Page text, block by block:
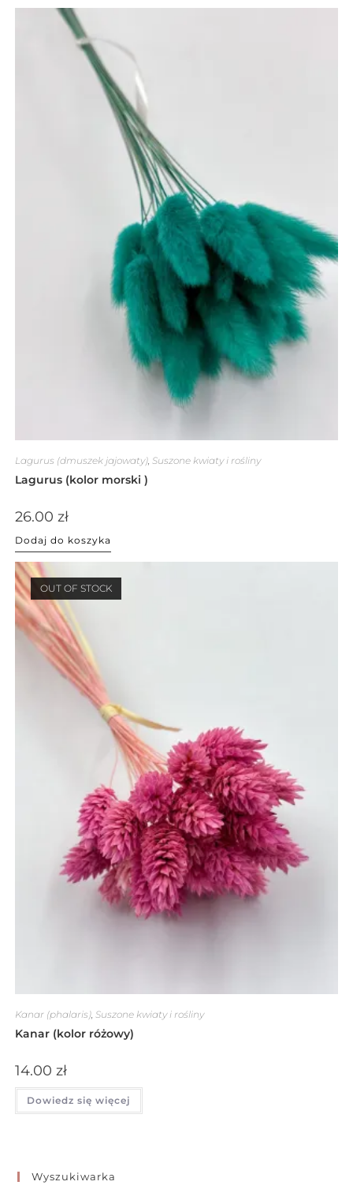
Lagurus (dmuszek jajowaty), Suszone kwiaty i rośliny
Lagurus (kolor morski )
26.00 zł
Dodaj do koszyka
OUT OF STOCK
Kanar (phalaris), Suszone kwiaty i rośliny
Kanar (kolor różowy)
14.00 zł
Dowiedz się więcej
Wyszukiwarka